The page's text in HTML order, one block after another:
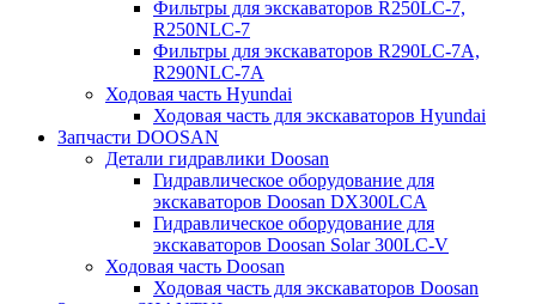
Фильтры для экскаваторов R250LC-7,
R250NLC-7
Фильтры для экскаваторов R290LC-7A,
R290NLC-7A
Ходовая часть Hyundai
Ходовая часть для экскаваторов Hyundai
Запчасти DOOSAN
Детали гидравлики Doosan
Гидравлическое оборудование для
экскаваторов Doosan DX300LCA
Гидравлическое оборудование для
экскаваторов Doosan Solar 300LC-V
Ходовая часть Doosan
Ходовая часть для экскаваторов Doosan